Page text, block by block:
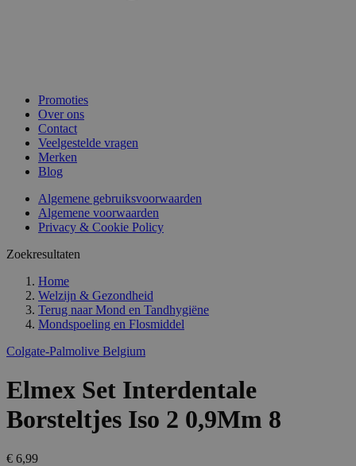
Promoties
Over ons
Contact
Veelgestelde vragen
Merken
Blog
Algemene gebruiksvoorwaarden
Algemene voorwaarden
Privacy & Cookie Policy
Zoekresultaten
Home
Welzijn & Gezondheid
Terug naar Mond en Tandhygiëne
Mondspoeling en Flosmiddel
Colgate-Palmolive Belgium
Elmex Set Interdentale
Borsteltjes Iso 2 0,9Mm 8
€ 6,99